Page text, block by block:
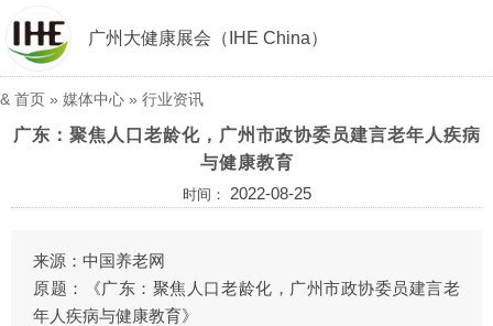
广州大健康展会（IHE China）
& 首页 » 媒体中心 » 行业资讯
广东：聚焦人口老龄化，广州市政协委员建言老年人疾病
与健康教育
时间： 2022-08-25
来源：中国养老网
原题：《广东：聚焦人口老龄化，广州市政协委员建言老
年人疾病与健康教育》